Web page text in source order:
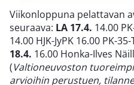
Viikonloppuna pelattavan
seuraava: LA 17.4. 14.00
14.00 HJK-JyPK 16.00 PK-
18.4. 16.00 Honka-Ilves
(Valtioneuvoston
arvioihin perustuen,